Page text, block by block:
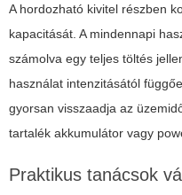
A hordozható kivitel részben
kapacitását. A mindennapi
számolva egy teljes töltés
használat intenzitásától
gyorsan visszaadja az
tartalék akkumulátor vagy
Praktikus tanácsok